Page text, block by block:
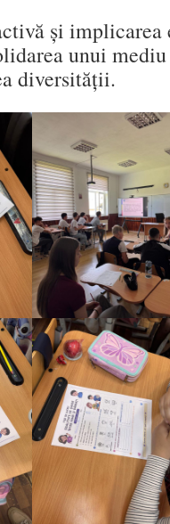
și
unui
diversității.